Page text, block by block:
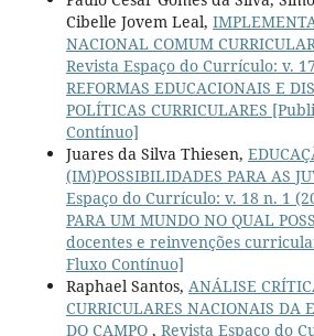
Cibelle Jovem Leal,
NACIONAL COMUM
Revista Espaço do Currículo: v.
REFORMAS EDUCACIONAIS E
POLÍTICAS CURRICULARES
Contínuo]
Juares da Silva Thiesen,
(IM)POSSIBILIDADES PARA AS
Espaço do Currículo: v. 18 n. 1
PARA UM MUNDO NO QUAL
docentes e reinvenções
Fluxo Contínuo]
Raphael Santos, ANÁLISE
CURRICULARES NACIONAIS DA
DO CAMPO , Revista Espaço do